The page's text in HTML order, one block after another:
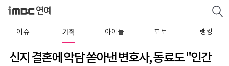
이슈 기획 아이돌 포토 랭킹
신지 결혼에 악담 쏟아낸 변호사, 동료도 "인간